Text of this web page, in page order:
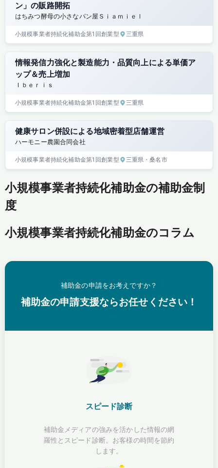
ン」の販路開拓
はちみつ酵母の小さなパン屋Ｓｉａｍｉｅｌ
小規模事業者持続化補助金第1回創業型 三重県
情報発信力強化と製造能力・品質向上による単価ア
ップ＆売上増加
Ｉｂｅｒｉｓ
小規模事業者持続化補助金第1回創業型 三重県
健康サロン併設による地域密着型店舗運営
ハーモニー農園合同会社
小規模事業者持続化補助金第1回創業型 三重県 ・桑名市
小規模事業者持続化補助金の補助金制
度
小規模事業者持続化補助金のコラム
補助金の申請をお考えですか？
補助金の申請支援ならお任せください！
スピード診断
補助金メディアの強みを活かした情報の網
羅性とスピード診断。お客様の時間を節約
します。